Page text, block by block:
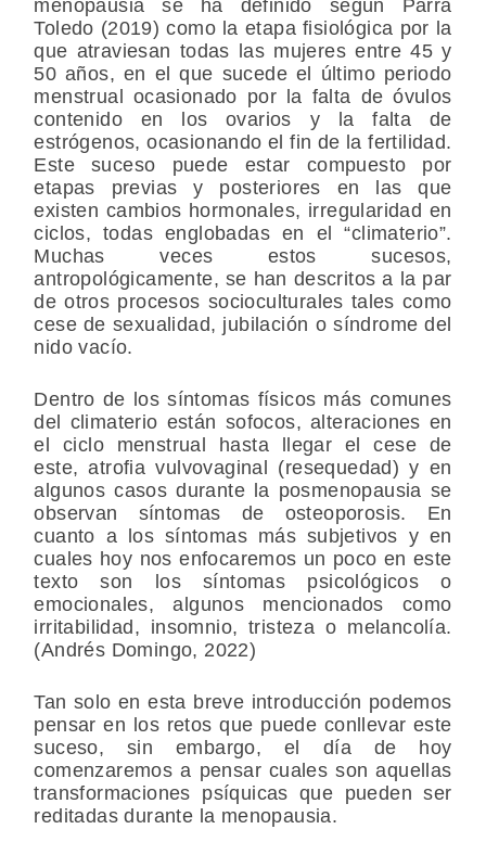
menopausia se ha definido según Parra
Toledo (2019) como la etapa fisiológica por la
que atraviesan todas las mujeres entre 45 y
50 años, en el que sucede el último periodo
menstrual ocasionado por la falta de óvulos
contenido en los ovarios y la falta de
estrógenos, ocasionando el fin de la fertilidad.
Este suceso puede estar compuesto por
etapas previas y posteriores en las que
existen cambios hormonales, irregularidad en
ciclos, todas englobadas en el “climaterio”.
Muchas veces estos sucesos,
antropológicamente, se han descritos a la par
de otros procesos socioculturales tales como
cese de sexualidad, jubilación o síndrome del
nido vacío.
Dentro de los síntomas físicos más comunes
del climaterio están sofocos, alteraciones en
el ciclo menstrual hasta llegar el cese de
este, atrofia vulvovaginal (resequedad) y en
algunos casos durante la posmenopausia se
observan síntomas de osteoporosis. En
cuanto a los síntomas más subjetivos y en
cuales hoy nos enfocaremos un poco en este
texto son los síntomas psicológicos o
emocionales, algunos mencionados como
irritabilidad, insomnio, tristeza o melancolía.
(Andrés Domingo, 2022)
Tan solo en esta breve introducción podemos
pensar en los retos que puede conllevar este
suceso, sin embargo, el día de hoy
comenzaremos a pensar cuales son aquellas
transformaciones psíquicas que pueden ser
reditadas durante la menopausia.